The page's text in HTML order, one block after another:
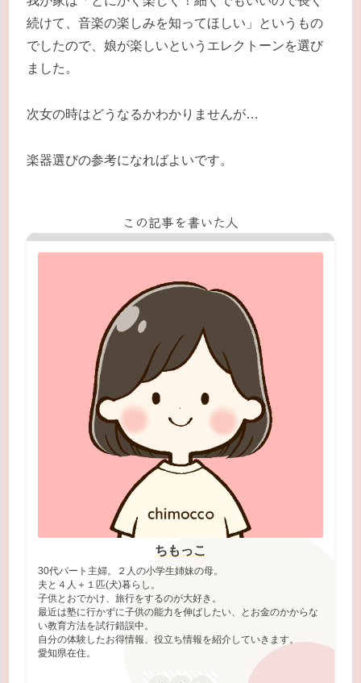
続けて、音楽の楽しみを知ってほしい」というもの
でしたので、娘が楽しいというエレクトーンを選び
ました。
次女の時はどうなるかわかりませんが…
楽器選びの参考になればよいです。
この記事を書いた人
ちもっこ
30代パート主婦。２人の小学生姉妹の母。
夫と４人＋１匹(犬)暮らし。
子供とおでかけ、旅行をするのが大好き。
最近は塾に行かずに子供の能力を伸ばしたい、とお金のかからな
い教育方法を試行錯誤中。
自分の体験したお得情報、役立ち情報を紹介していきます。
愛知県在住。